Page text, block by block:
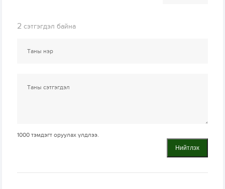
2 сэтгэгдэл байна
1000 тэмдэгт оруулах үлдлээ.
Нийтлэх